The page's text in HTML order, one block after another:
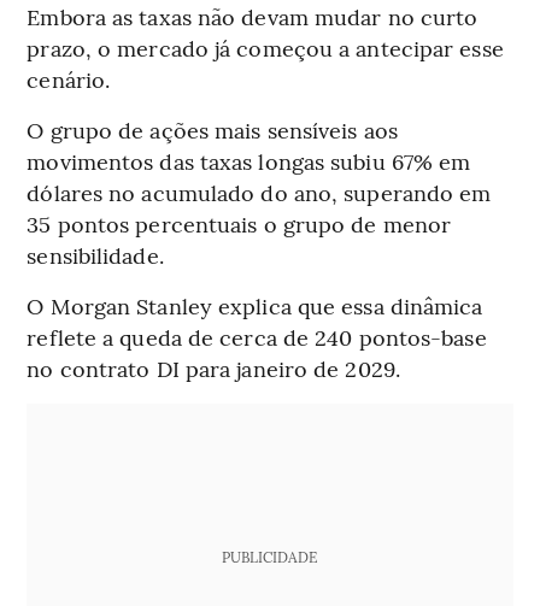
Embora as taxas não devam mudar no curto
prazo, o mercado já começou a antecipar esse
cenário.
O grupo de ações mais sensíveis aos
movimentos das taxas longas subiu 67% em
dólares no acumulado do ano, superando em
35 pontos percentuais o grupo de menor
sensibilidade.
O Morgan Stanley explica que essa dinâmica
reflete a queda de cerca de 240 pontos-base
no contrato DI para janeiro de 2029.
PUBLICIDADE